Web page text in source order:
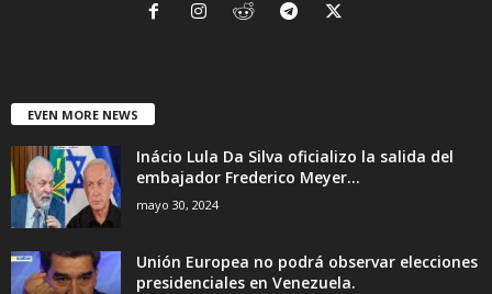
EVEN MORE NEWS
Inácio Lula Da Silva oficializo la salida del
embajador Frederico Meyer...
mayo 30, 2024
Unión Europea no podrá observar elecciones
presidenciales en Venezuela.